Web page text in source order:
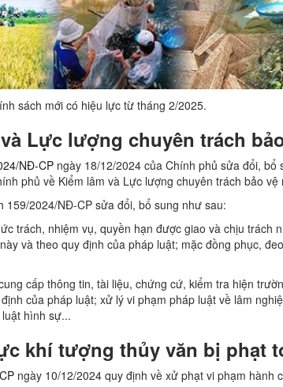
sách mới có hiệu lực từ tháng 2/2025.
Lực lượng chuyên trách
NĐ-CP ngày 18/12/2024 của Chính phủ sửa đổi, bổ
phủ về Kiểm lâm và Lực lượng chuyên trách bảo vệ
159/2024/NĐ-CP sửa đổi, bổ sung như sau:
trách, nhiệm vụ, quyền hạn được giao và chịu trách
và theo quy định của pháp luật; mặc đồng phục,
cấp thông tin, tài liệu, chứng cứ, kiểm tra hiện
của pháp luật; xử lý vi phạm pháp luật về lâm
hình sự...
khí tượng thủy văn bị phạt
ngày 10/12/2024 quy định về xử phạt vi phạm hành